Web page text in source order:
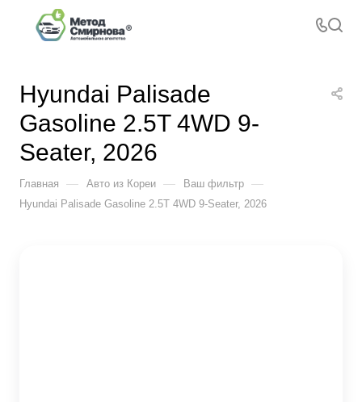
Hyundai Palisade
Gasoline 2.5T 4WD 9-
Seater, 2026
Главная — Авто из Кореи — Ваш фильтр —
Hyundai Palisade Gasoline 2.5T 4WD 9-Seater, 2026